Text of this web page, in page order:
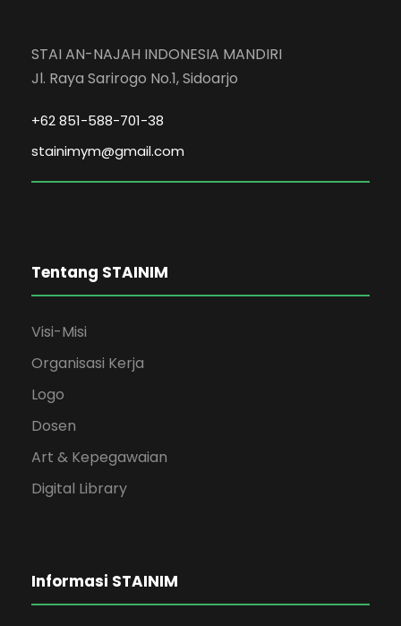
STAI AN-NAJAH INDONESIA MANDIRI
Jl. Raya Sarirogo No.1, Sidoarjo
+62 851-588-701-38
stainimym@gmail.com
Tentang STAINIM
Visi-Misi
Organisasi Kerja
Logo
Dosen
Art & Kepegawaian
Digital Library
Informasi STAINIM